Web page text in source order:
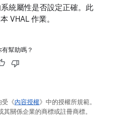
統屬性是否設定正確。此
VHAL 作業。
幫助嗎？
受《內容授權》中的授權所規範。
關係企業的商標或註冊商標。